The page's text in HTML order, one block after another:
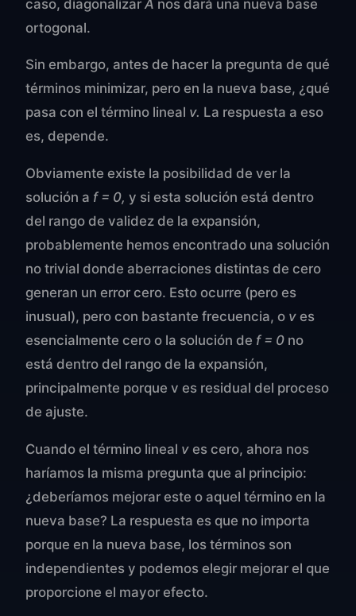
caso, diagonalizar A nos dará una nueva base
ortogonal.
Sin embargo, antes de hacer la pregunta de qué
términos minimizar, pero en la nueva base, ¿qué
pasa con el término lineal v. La respuesta a eso
es, depende.
Obviamente existe la posibilidad de ver la
solución a f = 0, y si esta solución está dentro
del rango de validez de la expansión,
probablemente hemos encontrado una solución
no trivial donde aberraciones distintas de cero
generan un error cero. Esto ocurre (pero es
inusual), pero con bastante frecuencia, o v es
esencialmente cero o la solución de f = 0 no
está dentro del rango de la expansión,
principalmente porque v es residual del proceso
de ajuste.
Cuando el término lineal v es cero, ahora nos
haríamos la misma pregunta que al principio:
¿deberíamos mejorar este o aquel término en la
nueva base? La respuesta es que no importa
porque en la nueva base, los términos son
independientes y podemos elegir mejorar el que
proporcione el mayor efecto.